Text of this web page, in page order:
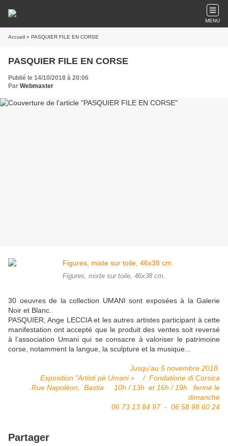
MENU
Accueil » PASQUIER FILE EN CORSE
PASQUIER FILE EN CORSE
Publié le 14/10/2018 à 20:06
Par Webmaster
Figures, mixte sur toile, 46x38 cm.
30 oeuvres de la collection UMANI sont exposées à la Galerie
Noir et Blanc.
PASQUIER, Ange LECCIA et les autres artistes participant à cette
manifestation ont accepté que le produit des ventes soit reversé
à l’association Umani qui se consacre à valoriser le patrimoine
corse, notamment la langue, la sculpture et la musique...
Jusqu’au 5 novembre 2018.
Exposition "Artisti pè Umani » / Fondatione di Corsica
Rue Napoléon, Bastia 10h / 13h et 16h / 19h fermé le
dimanche
06 73 13 84 97 - 06 58 98 60 24
Partager